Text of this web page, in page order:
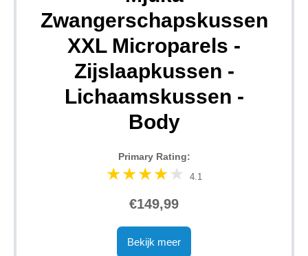
Zwangerschapskussen
XXL Microparels -
Zijslaapkussen -
Lichaamskussen -
Body
Primary Rating:
4.1
€149,99
Bekijk meer